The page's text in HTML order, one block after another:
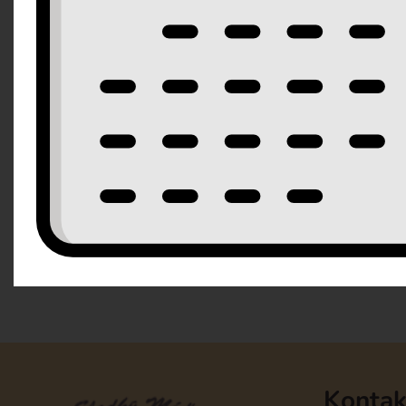
Pařížská šlehačka e) Karamelová šlehačka f)
mousse – čokoládová pěna z 70% čokolády i)
Do každé náplně můžete přidat ovoce: maliny,
Vybranou náplň a korpus napište v posledním kroku
Průměr: 20cm | Velikost 10-12 porcí | Váha: cca